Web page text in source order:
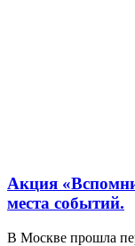
Акция
места событий.
В Москве прошла